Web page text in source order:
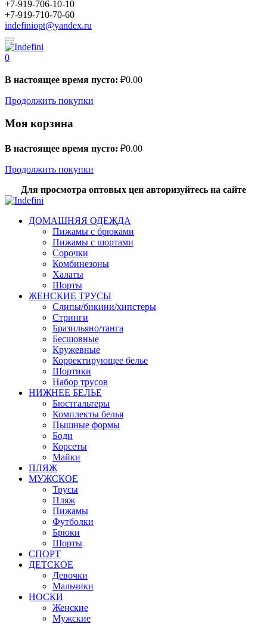
+7-919-706-10-10
+7-919-710-70-60
indefiniopt@yandex.ru
0
В настоящее время пусто: ₽0.00
Продолжить покупки
Моя корзина
В настоящее время пусто: ₽0.00
Продолжить покупки
Для просмотра оптовых цен авторизуйтесь на сайте
ДОМАШНЯЯ ОДЕЖДА
Пижамы с брюками
Пижамы с шортами
Сорочки
Комбинезоны
Халаты
Шорты
ЖЕНСКИЕ ТРУСЫ
Слипы/бикини/хипстеры
Стринги
Бразильяно/танга
Бесшовные
Кружевные
Корректирующее белье
Шортики
Набор трусов
НИЖНЕЕ БЕЛЬЕ
Бюстгальтеры
Комплекты белья
Пышные формы
Боди
Корсеты
Майки
ПЛЯЖ
МУЖСКОЕ
Трусы
Пляж
Пижамы
Футболки
Брюки
Шорты
СПОРТ
ДЕТСКОЕ
Девочки
Мальчики
НОСКИ
Женские
Мужские